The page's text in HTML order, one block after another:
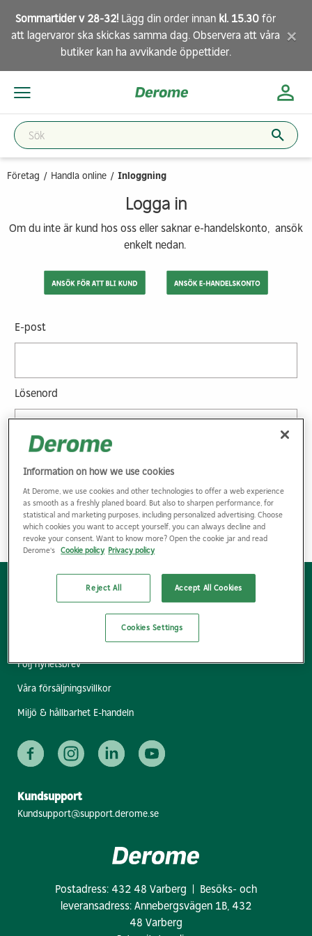
Sommartider v 28-32! Lägg din order innan kl. 15.30 för
att lagervaror ska skickas samma dag. Observera att våra
butikerkan ha avvikande öppettider. ×
Företag Handla online Inloggning
Logga in
Om du inte är kund hos oss eller saknar e-handelskonto, ansök
enkelt nedan.
E-post
Lösenord
Hitta kontaktpersoner
Hitta bygg- & industrihandel
Följ nyhetsbrev
Våra försäljningsvillkor
Miljö & hållbarhet E-handeln
Kundsupport
Kundsupport@support.derome.se
Postadress: 432 48 Varberg | Besöks- och
leveransadress: Annebergsvägen 1B, 432
48 Varberg
Information on how we use cookies
At Derome, we use cookies and other technologies to offer a web experience
as smooth as a freshly planed board. But also to sharpen performance, for
statistical and marketing purposes, including personalized advertising. Choose
which cookies you want to accept yourself, you can always decline and
revoke your consent. Want to know more? Open the cookie jar and read
Derome's Cookie policy Privacy policy
Reject All Accept All Cookies
Cookies Settings